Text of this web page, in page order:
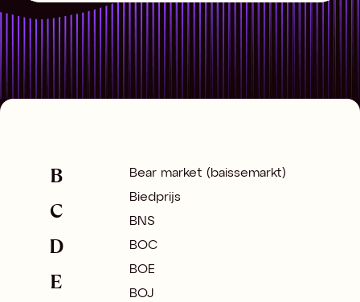
B
C
D
E
Bear market (baissemarkt)
Biedprijs
BNS
BOC
BOE
BOJ